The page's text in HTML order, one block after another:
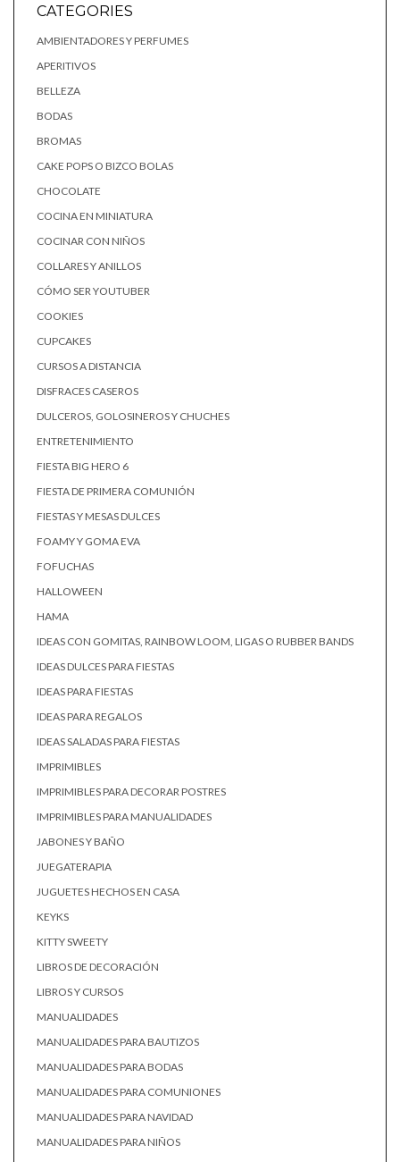
CATEGORIES
AMBIENTADORES Y PERFUMES
APERITIVOS
BELLEZA
BODAS
BROMAS
CAKE POPS O BIZCO BOLAS
CHOCOLATE
COCINA EN MINIATURA
COCINAR CON NIÑOS
COLLARES Y ANILLOS
CÓMO SER YOUTUBER
COOKIES
CUPCAKES
CURSOS A DISTANCIA
DISFRACES CASEROS
DULCEROS, GOLOSINEROS Y CHUCHES
ENTRETENIMIENTO
FIESTA BIG HERO 6
FIESTA DE PRIMERA COMUNIÓN
FIESTAS Y MESAS DULCES
FOAMY Y GOMA EVA
FOFUCHAS
HALLOWEEN
HAMA
IDEAS CON GOMITAS, RAINBOW LOOM, LIGAS O RUBBER BANDS
IDEAS DULCES PARA FIESTAS
IDEAS PARA FIESTAS
IDEAS PARA REGALOS
IDEAS SALADAS PARA FIESTAS
IMPRIMIBLES
IMPRIMIBLES PARA DECORAR POSTRES
IMPRIMIBLES PARA MANUALIDADES
JABONES Y BAÑO
JUEGATERAPIA
JUGUETES HECHOS EN CASA
KEYKS
KITTY SWEETY
LIBROS DE DECORACIÓN
LIBROS Y CURSOS
MANUALIDADES
MANUALIDADES PARA BAUTIZOS
MANUALIDADES PARA BODAS
MANUALIDADES PARA COMUNIONES
MANUALIDADES PARA NAVIDAD
MANUALIDADES PARA NIÑOS